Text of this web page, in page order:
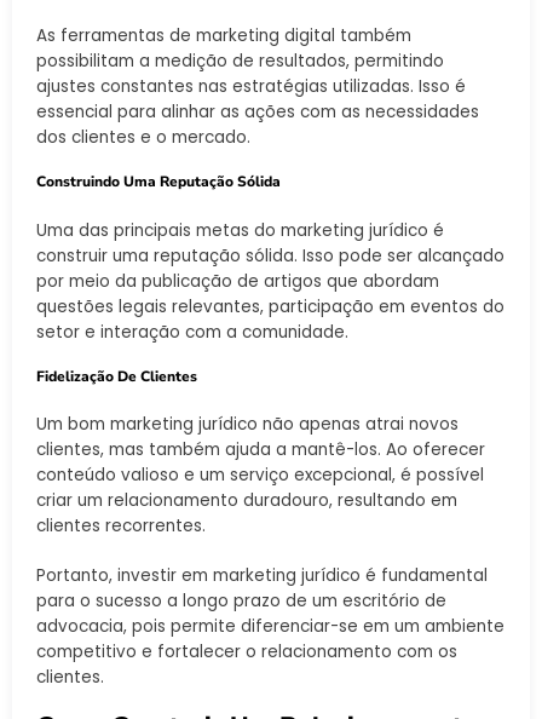
As ferramentas de marketing digital também
possibilitam a medição de resultados, permitindo
ajustes constantes nas estratégias utilizadas. Isso é
essencial para alinhar as ações com as necessidades
dos clientes e o mercado.
Construindo Uma Reputação Sólida
Uma das principais metas do marketing jurídico é
construir uma reputação sólida. Isso pode ser alcançado
por meio da publicação de artigos que abordam
questões legais relevantes, participação em eventos do
setor e interação com a comunidade.
Fidelização De Clientes
Um bom marketing jurídico não apenas atrai novos
clientes, mas também ajuda a mantê-los. Ao oferecer
conteúdo valioso e um serviço excepcional, é possível
criar um relacionamento duradouro, resultando em
clientes recorrentes.
Portanto, investir em marketing jurídico é fundamental
para o sucesso a longo prazo de um escritório de
advocacia, pois permite diferenciar-se em um ambiente
competitivo e fortalecer o relacionamento com os
clientes.